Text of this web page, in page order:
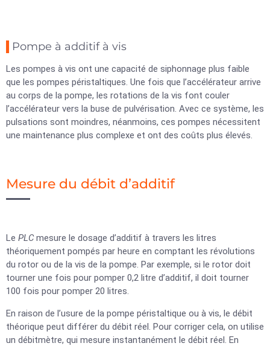
Pompe à additif à vis
Les pompes à vis ont une capacité de siphonnage plus faible
que les pompes péristaltiques. Une fois que l’accélérateur arrive
au corps de la pompe, les rotations de la vis font couler
l’accélérateur vers la buse de pulvérisation. Avec ce système, les
pulsations sont moindres, néanmoins, ces pompes nécessitent
une maintenance plus complexe et ont des coûts plus élevés.
Mesure du débit d’additif
Le PLCmesure le dosage d’additif à travers les litres
théoriquement pompés par heure en comptant les révolutions
du rotor ou de la vis de la pompe. Par exemple, si le rotor doit
tourner une fois pour pomper 0,2 litre d’additif, il doit tourner
100 fois pour pomper 20 litres.
En raison de l’usure de la pompe péristaltique ou à vis, le débit
théorique peut différer du débit réel. Pour corriger cela, on utilise
un débitmètre, qui mesure instantanément le débit réel. En